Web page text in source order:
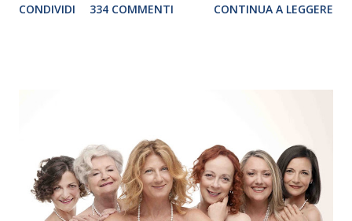
debutterà il 10 settembre a Heiden, in Germania, e toccherà, in
“Settembre dell’Accademia” dove si esibirà per il secondo anno
consecutivo. Il pubblico milanese avrà il piacere di applaudire i
giovani artisti della Baltic Sea Youth Philharmonic per la quarta
volta. L’orchestra, fondata nel 2008 da Kristjan Järvi (affiancato
CONDIVIDI 334 COMMENTI CONTINUA A LEGGERE